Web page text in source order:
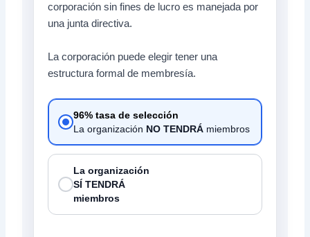
corporación sin fines de lucro es manejada por
una junta directiva.
La corporación puede elegir tener una
estructura formal de membresía.
96% tasa de selección
La organización NO TENDRÁ miembros
La organización
SÍ TENDRÁ
miembros